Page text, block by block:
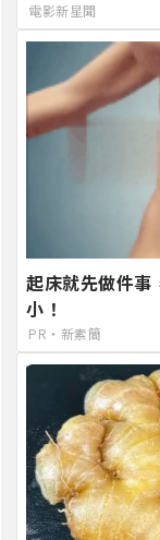
電影新星聞
起床就先做件事
小！
PR・新素簡